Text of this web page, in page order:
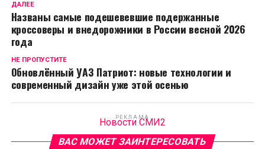
ДАЛЕЕ
Названы самые подешевевшие подержанные
кроссоверы и внедорожники в России весной 2026
года
НЕ ПРОПУСТИТЕ
Обновлённый УАЗ Патриот: новые технологии и
современный дизайн уже этой осенью
РЕКЛАМА
Новости СМИ2
ВАС МОЖЕТ ЗАИНТЕРЕСОВАТЬ